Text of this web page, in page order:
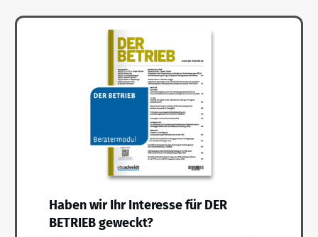
Haben wir Ihr Interesse für DER
BETRIEB geweckt?